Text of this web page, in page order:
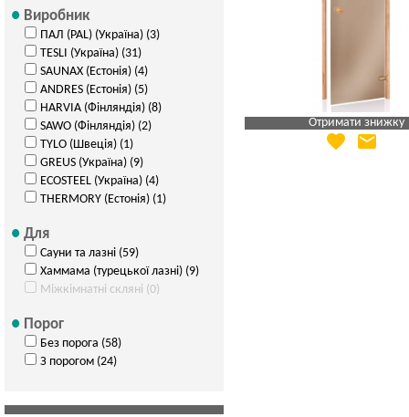
Виробник
ПАЛ (PAL) (Україна) (3)
TESLI (Україна) (31)
SAUNAX (Естонія) (4)
ANDRES (Естонія) (5)
HARVIA (Фінляндія) (8)
SAWO (Фінляндія) (2)
TYLO (Швеція) (1)
GREUS (Україна) (9)
ECOSTEEL (Україна) (4)
THERMORY (Естонія) (1)
Для
Сауни та лазні (59)
Хаммама (турецької лазні) (9)
Міжкімнатні скляні (0)
Порог
Без порога (58)
З порогом (24)
Отримати знижку
Яка Ваша ціна
favorite email